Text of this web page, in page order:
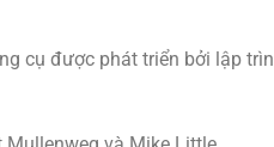
cụ được phát triển bởi lập